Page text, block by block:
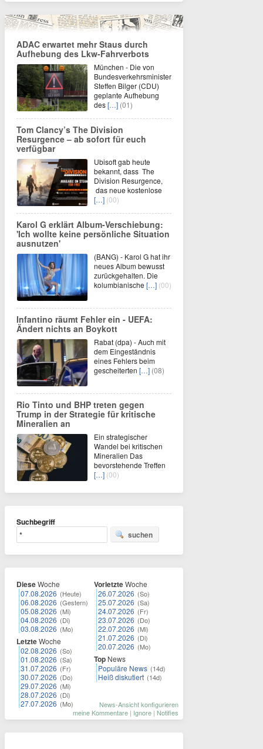
ADAC erwartet mehr Staus durch
Aufhebung des Lkw-Fahrverbots
München - Die von
Bundesverkehrsminister
Steffen Bilger (CDU)
geplante Aufhebung
des[…] (01)
Tom Clancy’s The Division
Resurgence – ab sofort für euch
verfügbar
Ubisoft gab heute
bekannt, dass The
Division Resurgence,
das neue kostenlose
[…] (00)
Karol G erklärt Album-Verschiebung:
'Ich wollte keine persönliche Situation
ausnutzen'
(BANG) - Karol G hat ihr
neues Album bewusst
zurückgehalten. Die
kolumbianische […] (00)
Infantino räumt Fehler ein - UEFA:
Ändert nichts an Boykott
Rabat (dpa) - Auch mit
dem Eingeständnis
eines Fehlers beim
gescheiterten […] (08)
Rio Tinto und BHP treten gegen
Trump in der Strategie für kritische
Mineralien an
Ein strategischer
Wandel bei kritischen
Mineralien Das
bevorstehende Treffen
[…] (00)
Suchbegriff
suchen
DieseWoche
07.08.2026 (Heute)
06.08.2026 (Gestern)
05.08.2026 (Mi)
04.08.2026 (Di)
03.08.2026 (Mo)
LetzteWoche
02.08.2026 (So)
01.08.2026 (Sa)
31.07.2026 (Fr)
30.07.2026 (Do)
29.07.2026 (Mi)
28.07.2026 (Di)
27.07.2026 (Mo)
VorletzteWoche
26.07.2026 (So)
25.07.2026 (Sa)
24.07.2026 (Fr)
23.07.2026 (Do)
22.07.2026 (Mi)
21.07.2026 (Di)
20.07.2026 (Mo)
Top News
Populäre News (14d)
Heiß diskutiert (14d)
News-Ansicht konfigurieren
meine Kommentare | Ignore | Notifies